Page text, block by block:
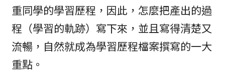
重同學的學習歷程，因此，怎麼把產出的過
程（學習的軌跡）寫下來，並且寫得清楚又
流暢，自然就成為學習歷程檔案撰寫的一大
重點。